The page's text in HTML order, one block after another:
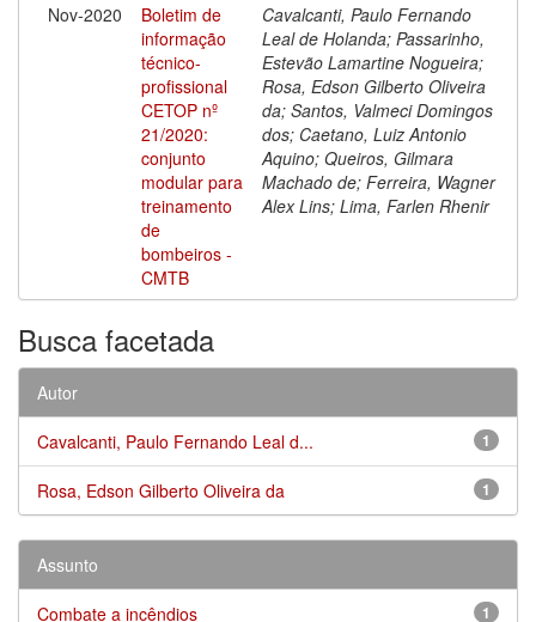
Nov-2020
Boletim de
informação
técnico-
profissional
CETOP nº
21/2020:
conjunto
modular para
treinamento
de
bombeiros -
CMTB
Cavalcanti, Paulo Fernando
Leal de Holanda; Passarinho,
Estevão Lamartine Nogueira;
Rosa, Edson Gilberto Oliveira
da; Santos, Valmeci Domingos
dos; Caetano, Luiz Antonio
Aquino; Queiros, Gilmara
Machado de; Ferreira, Wagner
Alex Lins; Lima, Farlen Rhenir
Busca facetada
Autor
1
Cavalcanti, Paulo Fernando Leal d...
1
Rosa, Edson Gilberto Oliveira da
Assunto
1
Combate a incêndios